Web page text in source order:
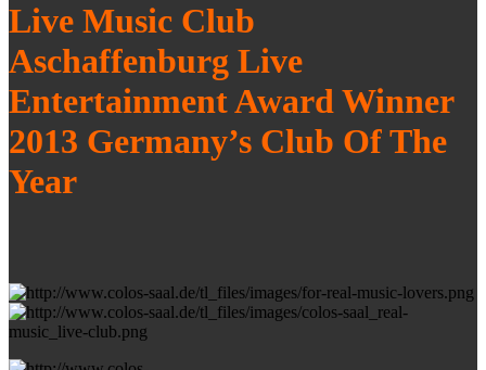
Live Music Club
Aschaffenburg Live
Entertainment Award Winner
2013 Germany’s Club Of The
Year